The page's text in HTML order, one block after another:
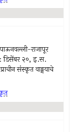
राजापूर
: डिसेंबर २०, इ.स.
संस्कृत वाङ्मयाचे